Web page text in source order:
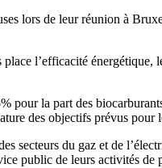
lors de leur réunion à
l’efficacité
la part des
des objectifs prévus pour
secteurs du gaz et de
public de leurs activités